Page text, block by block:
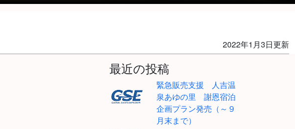
2022年1月3日更新
最近の投稿
緊急販売支援 人吉温
泉あゆの里 謝恩宿泊
企画プラン発売（～９
月末まで）